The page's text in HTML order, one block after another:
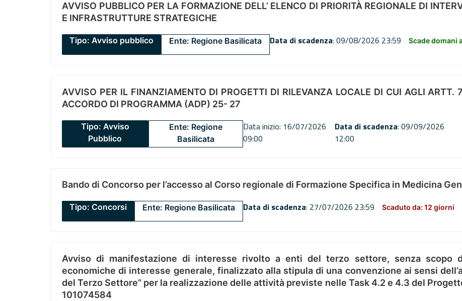
AVVISO PUBBLICO PER LA FORMAZIONE DELL’ ELENCO DI PRIORITÀ REGIONALE DI
E INFRASTRUTTURE STRATEGICHE
Tipo: Avviso pubblico Ente: Regione Basilicata Data di scadenza: 09/08/2026 23:59 Scade domani
AVVISO PER IL FINANZIAMENTO DI PROGETTI DI RILEVANZA LOCALE DI CUI AGLI
ACCORDO DI PROGRAMMA (ADP) 25- 27
Tipo: Avviso
Pubblico
Ente: Regione
Basilicata
Data inizio: 16/07/2026
09:00
Data di scadenza: 09/09/2026
12:00
Bando di Concorso per l’accesso al Corso regionale di Formazione Specifica in Medicina
Tipo: Concorsi Ente: Regione Basilicata Data di scadenza: 27/07/2026 23:59 Scaduto da: 12 giorni
Avviso di manifestazione di interesse rivolto a enti del terzo settore, senza scopo
economiche di interesse generale, finalizzato alla stipula di una convenzione ai sensi
del Terzo Settore” per la realizzazione delle attività previste nelle Task 4.2 e 4.3 del
101074584